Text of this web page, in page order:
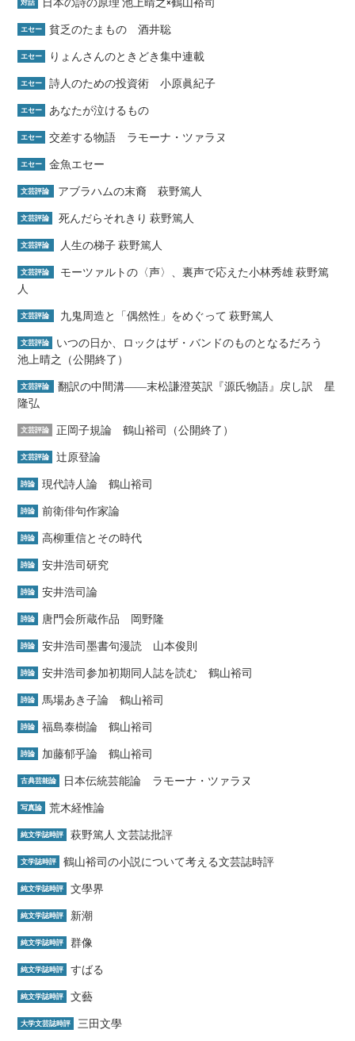
対話
エセー 貧乏のたまもの 酒井聡
エセー りょんさんのときどき集中連載
エセー 詩人のための投資術 小原眞紀子
エセー あなたが泣けるもの
エセー 交差する物語 ラモーナ・ツァラヌ
エセー 金魚エセー
文芸評論 アブラハムの末裔 萩野篤人
文芸評論 死んだらそれきり 萩野篤人
文芸評論 人生の梯子 萩野篤人
文芸評論
モーツァルトの〈声〉、裏声で応えた小林秀雄 萩野篤
人
文芸評論 九鬼周造と「偶然性」をめぐって 萩野篤人
文芸評論
いつの日か、ロックはザ・バンドのものとなるだろう
池上晴之（公開終了）
文芸評論
翻訳の中間溝――末松謙澄英訳『源氏物語』戻し訳 星
隆弘
文芸評論 正岡子規論 鶴山裕司（公開終了）
文芸評論 辻原登論
詩論 現代詩人論 鶴山裕司
詩論 前衛俳句作家論
詩論 高柳重信とその時代
詩論 安井浩司研究
詩論 安井浩司論
詩論 唐門会所蔵作品 岡野隆
詩論 安井浩司墨書句漫読 山本俊則
詩論 安井浩司参加初期同人誌を読む 鶴山裕司
詩論 馬場あき子論 鶴山裕司
詩論 福島泰樹論 鶴山裕司
詩論 加藤郁乎論 鶴山裕司
古典芸能論 日本伝統芸能論 ラモーナ・ツァラヌ
写真論 荒木経惟論
純文学誌時評 萩野篤人 文芸誌批評
文学誌時評 鶴山裕司の小説について考える文芸誌時評
純文学誌時評 文學界
純文学誌時評 新潮
純文学誌時評 群像
純文学誌時評 すばる
純文学誌時評 文藝
大学文芸誌時評 三田文學